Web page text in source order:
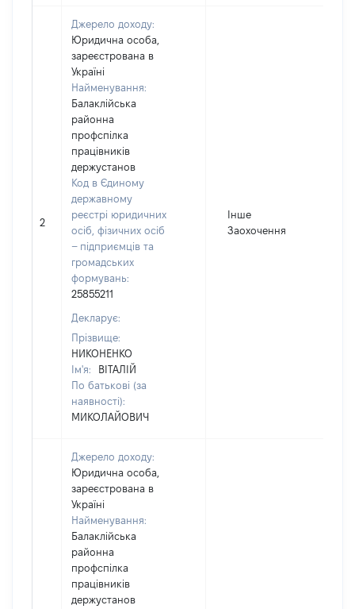
2
Джерело доходу:
Юридична особа,
зареєстрована в
Україні
Найменування:
Балаклійська
районна
профспілка
працівників
держустанов
Код в Єдиному
державному
реєстрі юридичних
осіб, фізичних осіб
– підприємців та
громадських
формувань:
25855211
Декларує:
Прізвище:
НИКОНЕНКО
Ім'я:
ВІТАЛІЙ
По батькові (за
наявності):
МИКОЛАЙОВИЧ
Інше
Заохочення
Джерело доходу:
Юридична особа,
зареєстрована в
Україні
Найменування:
Балаклійська
районна
профспілка
працівників
держустанов